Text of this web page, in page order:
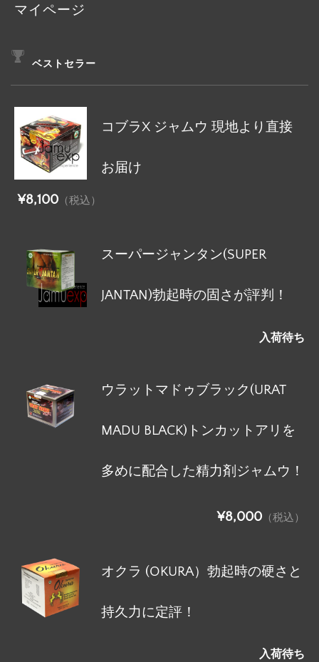
マイページ
ベストセラー
コブラX ジャムウ 現地より直接
お届け
¥8,100 （税込）
スーパージャンタン(SUPER
JANTAN)勃起時の固さが評判！
入荷待ち
ウラットマドゥブラック(URAT
MADU BLACK)トンカットアリを
多めに配合した精力剤ジャムウ！
¥8,000 （税込）
オクラ (OKURA）勃起時の硬さと
持久力に定評！
入荷待ち